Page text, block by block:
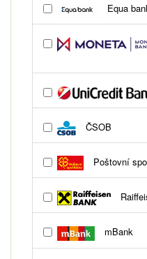
Equa
ČSOB
Poštovní
mBank